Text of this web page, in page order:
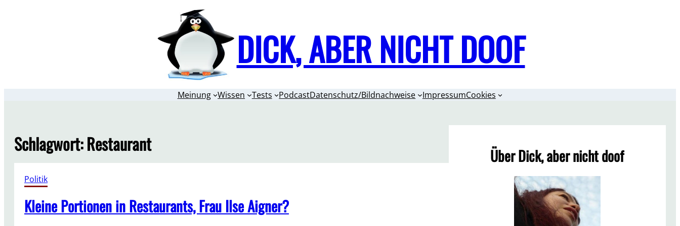
DICK, ABER NICHT DOOF
Meinung Wissen Tests PodcastDatenschutz/Bildnachweise ImpressumCookies
Schlagwort:Restaurant
Politik
Kleine Portionen in Restaurants, Frau Ilse Aigner?
Über Dick, aber nicht doof